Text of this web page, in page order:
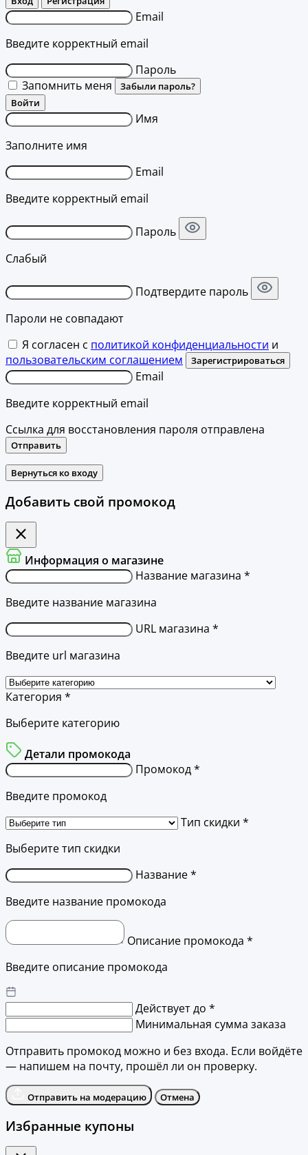
Email
Введите корректный email
Пароль
Запомнить меня
Забыли пароль?
Войти
Имя
Заполните имя
Email
Введите корректный email
Пароль
Слабый
Подтвердите пароль
Пароли не совпадают
Я согласен с политикой конфиденциальности и
пользовательским соглашением
Зарегистрироваться
Email
Введите корректный email
Ссылка для восстановления пароля отправлена
Отправить
Вернуться ко входу
Добавить свой промокод
Информация о магазине
Название магазина *
Введите название магазина
URL магазина *
Введите url магазина
Категория *
Выберите категорию
Детали промокода
Промокод *
Введите промокод
Тип скидки *
Выберите тип скидки
Название *
Введите название промокода
Описание промокода *
Введите описание промокода
Действует до *
Минимальная сумма заказа
Отправить промокод можно и без входа. Если войдёте
— напишем на почту, прошёл ли он проверку.
Отправить на модерацию Отмена
Избранные купоны